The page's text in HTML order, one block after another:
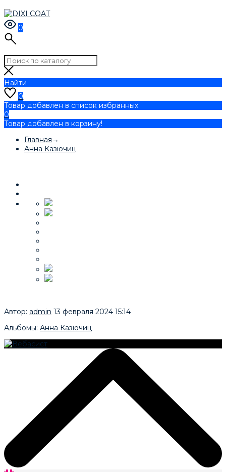
0
Найти
0
Товар добавлен в список избранных
0
Товар добавлен в корзину!
Главная→
Анна Казючиц
Автор: admin 13 февраля 2024 15:14
Альбомы: Анна Казючиц